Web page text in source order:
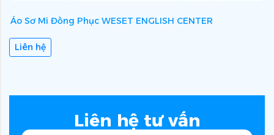
Áo Sơ Mi Đồng Phục WESET ENGLISH CENTER
Liên hệ
Liên hệ tư vấn